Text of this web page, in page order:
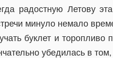
радостную Летову
минуло немало
буклет и
убедилась в